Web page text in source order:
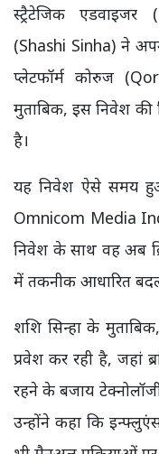
स्ट्रैटेजिक
(Shashi Sinha) ने
प्लेटफॉर्म कोरुज
मुताबिक, इस निवेश की
है।
यह निवेश ऐसे समय
Omnicom Media
निवेश के साथ वह अब
में तकनीक आधारित
शशि सिन्हा के
प्रवेश कर रही है, जहां
रहने के बजाय
उन्होंने कहा कि